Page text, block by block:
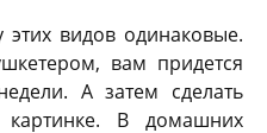
видов одинаковые.
вам придется
А затем сделать
В домашних